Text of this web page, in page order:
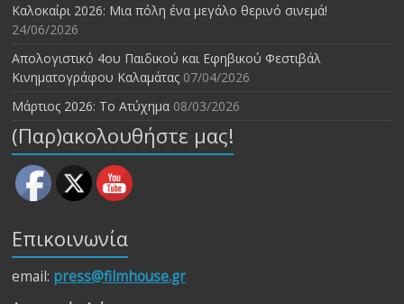
Καλοκαίρι 2026: Μια πόλη ένα μεγάλο θερινό σινεμά!
24/06/2026
Απολογιστικό 4ου Παιδικού και Εφηβικού Φεστιβάλ
Κινηματογράφου Καλαμάτας 07/04/2026
Μάρτιος 2026: Το Ατύχημα 08/03/2026
(Παρ)ακολουθήστε μας!
Επικοινωνία
email: press@filmhouse.gr